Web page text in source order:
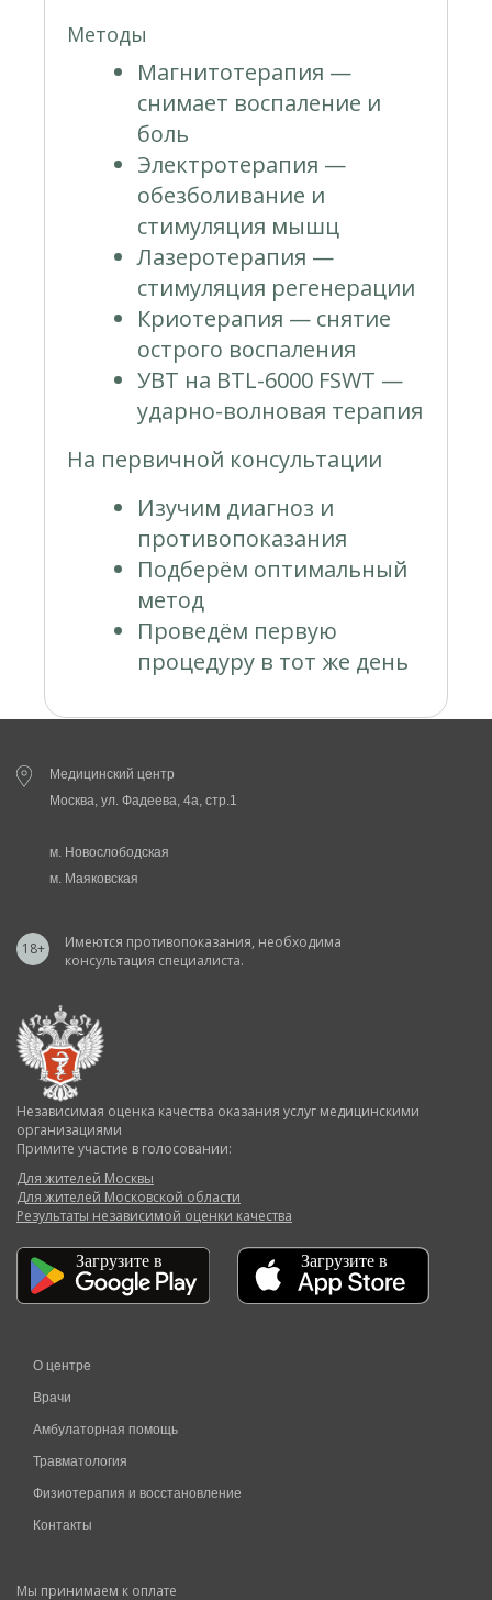
Методы
Магнитотерапия —
снимает воспаление и
боль
Электротерапия —
обезболивание и
стимуляция мышц
Лазеротерапия —
стимуляция регенерации
Криотерапия — снятие
острого воспаления
УВТ на BTL-6000 FSWT —
ударно-волновая терапия
На первичной консультации
Изучим диагноз и
противопоказания
Подберём оптимальный
метод
Проведём первую
процедуру в тот же день
Медицинский центр
Москва, ул. Фадеева, 4а, стр.1
м. Новослободская
м. Маяковская
18+
Имеются противопоказания, необходима
консультация специалиста.
Независимая оценка качества оказания услуг медицинскими
организациями
Примите участие в голосовании:
Для жителей Москвы
Для жителей Московской области
Результаты независимой оценки качества
О центре
Врачи
Амбулаторная помощь
Травматология
Физиотерапия и восстановление
Контакты
Мы принимаем к оплате